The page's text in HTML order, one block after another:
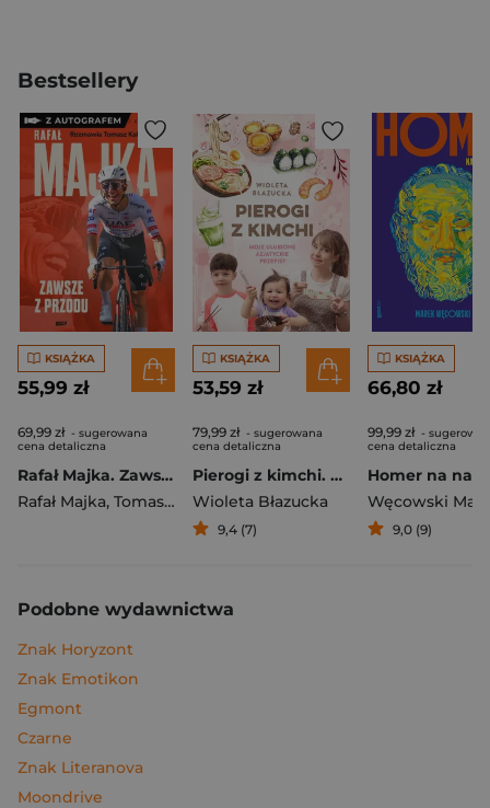
Bestsellery
KSIĄŻKA
55,99 zł
69,99 zł - sugerowana
cena detaliczna
Rafał Majka. Zawsze z przodu. Rozmawia Tomasz Kalemba - książka z autografem
Rafał Majka, Tomasz Kalemba
KSIĄŻKA
53,59 zł
79,99 zł - sugerowana
cena detaliczna
Pierogi z kimchi. Moje ulubione azjatyckie przepisy
Wioleta Błazucka
9,4 (7)
KSIĄŻKA
66,80 zł
99,99 zł -
cena detaliczna
Węcowski
9,0 (9)
Podobne wydawnictwa
Znak Horyzont
Znak Emotikon
Egmont
Czarne
Znak Literanova
Moondrive